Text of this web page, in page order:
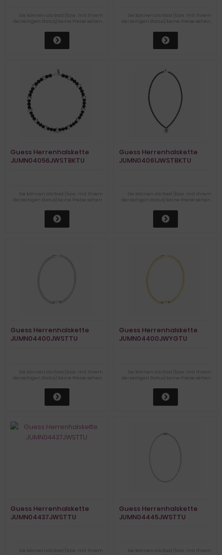
Sie können als Gast (bzw. mit Ihrem
derzeitigen Status) keine Preise sehen.
Sie können als Gast (bzw. mit Ihrem
derzeitigen Status) keine Preise sehen.
Guess Herrenhalskette
JUMN04056JWSTBKTU
Sie können als Gast (bzw. mit Ihrem
derzeitigen Status) keine Preise sehen.
Guess Herrenhalskette
JUMN04061JWSTBKTU
Sie können als Gast (bzw. mit Ihrem
derzeitigen Status) keine Preise sehen.
Guess Herrenhalskette
JUMN04400JWSTTU
Sie können als Gast (bzw. mit Ihrem
derzeitigen Status) keine Preise sehen.
Guess Herrenhalskette
JUMN04400JWYGTU
Sie können als Gast (bzw. mit Ihrem
derzeitigen Status) keine Preise sehen.
Guess Herrenhalskette
JUMN04437JWSTTU
Sie können als Gast (bzw. mit Ihrem
Guess Herrenhalskette
JUMN04445JWSTTU
Sie können als Gast (bzw. mit Ihrem